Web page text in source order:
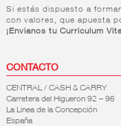
Si estás dispuesto a
con valores, que apuesta
¡Envianos tu Curriculum
CONTACTO
CENTRAL / CASH & CARRY
Carretera del Higueron 92 – 96
La Linea de la Concepción
España